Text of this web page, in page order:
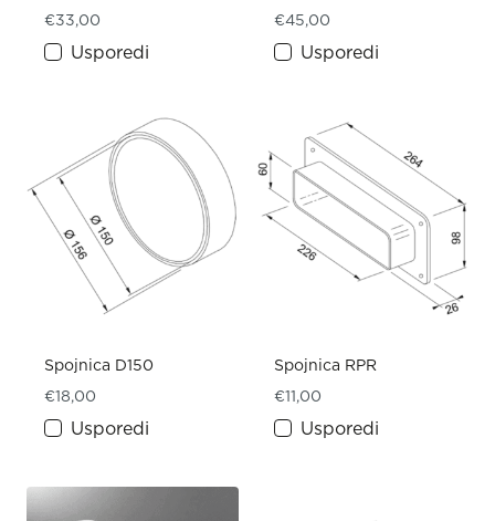
€33,00
Usporedi
€45,00
Usporedi
Spojnica D150
€18,00
Usporedi
Spojnica RPR
€11,00
Usporedi